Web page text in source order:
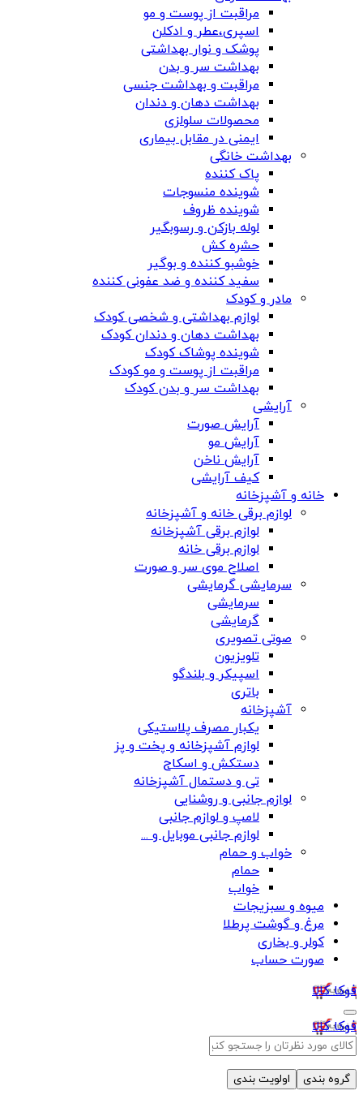
مراقبت از پوست و مو
اسپری،عطر و ادکلن
پوشک و نوار بهداشتی
بهداشت سر و بدن
مراقبت و بهداشت جنسی
بهداشت دهان و دندان
محصولات سلولزی
ایمنی در مقابل بیماری
بهداشت خانگی
پاک کننده
شوینده منسوجات
شوینده ظروف
لوله بازکن و رسوبگیر
حشره کش
خوشبو کننده و بوگیر
سفید کننده و ضد عفونی کننده
مادر و کودک
لوازم بهداشتی و شخصی کودک
بهداشت دهان و دندان کودک
شوینده پوشاک کودک
مراقبت از پوست و مو کودک
بهداشت سر و بدن کودک
آرایشی
آرایش صورت
آرایش مو
آرایش ناخن
کیف آرایشی
خانه و آشپزخانه
لوازم برقی خانه و آشپزخانه
لوازم برقی آشپزخانه
لوازم برقی خانه
اصلاح موی سر و صورت
سرمایشی گرمایشی
سرمایشی
گرمایشی
صوتی تصویری
تلویزیون
اسپیکر و بلندگو
باتری
آشپزخانه
یکبار مصرف پلاستیکی
لوازم آشپزخانه و پخت و پز
دستکش و اسکاج
تی و دستمال آشپزخانه
لوازم جانبی و روشنایی
لامپ و لوازم جانبی
لوازم جانبی موبایل و ...
خواب و حمام
حمام
خواب
میوه و سبزیجات
مرغ و گوشت پرطلا
کولر و بخاری
صورت حساب
فوکا کالا
فوکا کالا
گروه بندی اولویت بندی